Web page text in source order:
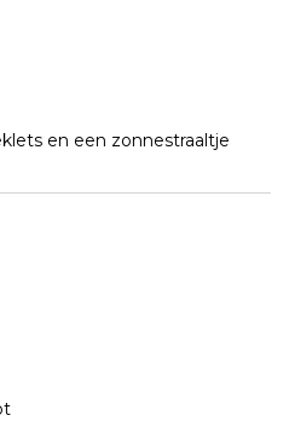
en een zonnestraaltje